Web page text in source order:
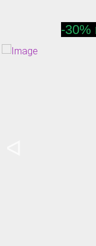
-30%